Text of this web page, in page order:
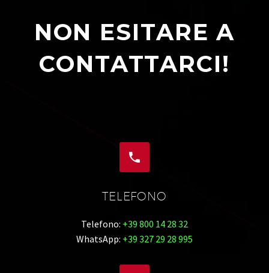
NON ESITARE A
CONTATTARCI!


TELEFONO
Telefono: +39 800 14 28 32
WhatsApp: +39 327 29 28 995